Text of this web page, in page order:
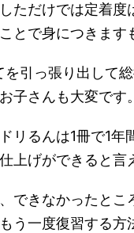
ただけでは定着度
とで身につきます
を引っ張り出して
子さんも大変です。
リるんは1冊で1年
上げができると言
できなかったとこ
う一度復習する方